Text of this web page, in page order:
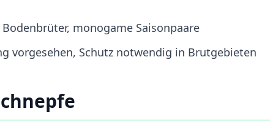
Bodenbrüter, monogame Saisonpaare
vorgesehen, Schutz notwendig in Brutgebieten